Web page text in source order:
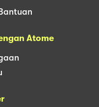
Atome